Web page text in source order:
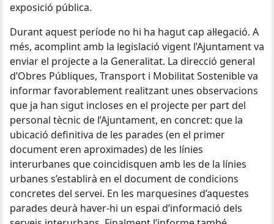
exposició pública.
Durant aquest període no hi ha hagut cap al·legació. A
més, acomplint amb la legislació vigent l’Ajuntament va
enviar el projecte a la Generalitat. La direcció general
d’Obres Públiques, Transport i Mobilitat Sostenible va
informar favorablement realitzant unes observacions
que ja han sigut incloses en el projecte per part del
personal tècnic de l’Ajuntament, en concret: que la
ubicació definitiva de les parades (en el primer
document eren aproximades) de les línies
interurbanes que coincidisquen amb les de la línies
urbanes s’establirà en el document de condicions
concretes del servei. En les marquesines d’aquestes
parades deurà haver-hi un espai d’informació dels